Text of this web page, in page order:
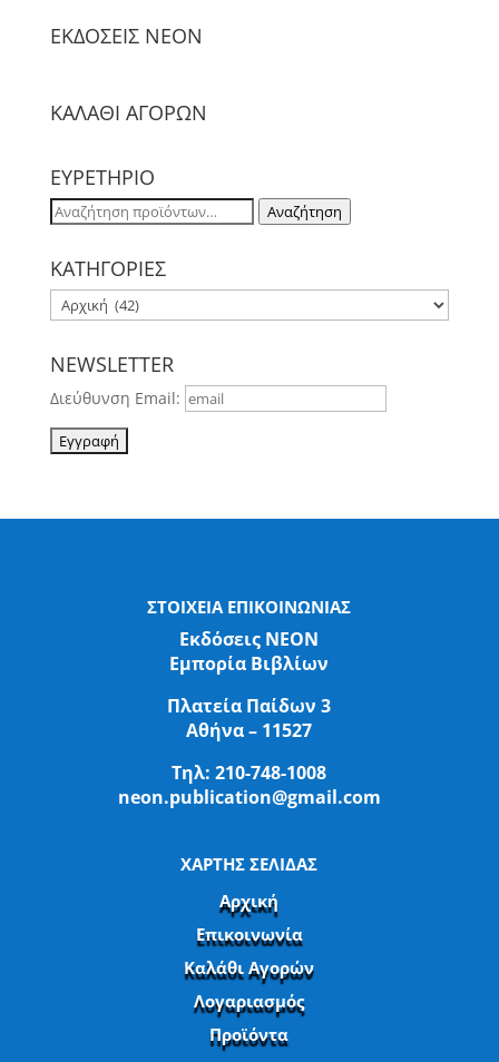
ΕΚΔΟΣΕΙΣ NΕΟΝ
ΚΑΛΑΘΙ ΑΓΟΡΩΝ
ΕΥΡΕΤΗΡΙΟ
Αναζήτηση
Αναζήτηση
ΚΑΤΗΓΟΡΙΕΣ
NEWSLETTER
Διεύθυνση Email:
ΣΤΟΙΧΕΙΑ ΕΠΙΚΟΙΝΩΝΙΑΣ
Εκδόσεις ΝΕΟΝ
Εμπορία Βιβλίων
Πλατεία Παίδων 3
Αθήνα – 11527
Τηλ:210-748-1008
neon.publication@gmail.com
ΧΑΡΤΗΣ ΣΕΛΙΔΑΣ
Αρχική
Επικοινωνία
Καλάθι Αγορών
Λογαριασμός
Προϊόντα